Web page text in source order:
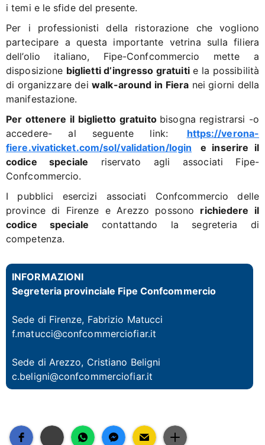
i temi e le sfide del presente.
Per i professionisti della ristorazione che vogliono
partecipare a questa importante vetrina sulla filiera
dell’olio italiano, Fipe-Confcommercio mette a
disposizione biglietti d’ingresso gratuitie la possibilità
di organizzare deiwalk-around in Fiera nei giorni della
manifestazione.
Per ottenere il biglietto gratuito bisogna registrarsi -o
accedere- al seguente link:
https://verona-
fiere.vivaticket.com/sol/validation/login
e inserire il
codice speciale riservato agli associati Fipe-
Confcommercio.
I pubblici esercizi associati Confcommercio delle
province di Firenze e Arezzo possono richiedere il
codice speciale contattando la segreteria di
competenza.
INFORMAZIONI
Segreteria provinciale Fipe Confcommercio
Sede di Firenze, Fabrizio Matucci
f.matucci@confcommerciofiar.it
Sede di Arezzo, Cristiano Beligni
c.beligni@confcommerciofiar.it